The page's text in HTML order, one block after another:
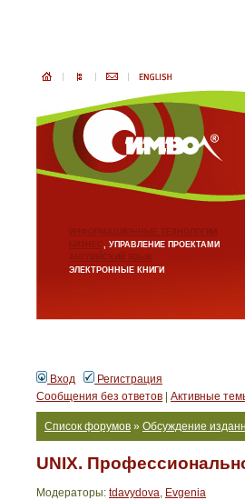
ИНФОРМАЦИОННЫЕ ТЕХНОЛОГИИ
БИЗНЕС, УПРАВЛЕНИЕ ПРОЕКТАМИ
АНГЛИЙСКИЙ ЯЗЫК
ЭЛЕКТРОННЫЕ КНИГИ
Вход
Регистрация
Сообщения без ответов
Активные
Список форумов » Обсуждение
UNIX.
Модераторы: tdavydova, Evgenia